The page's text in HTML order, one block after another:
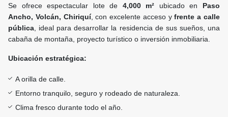
Se ofrece espectacular lote de 4,000 m² ubicado en Paso
Ancho, Volcán, Chiriquí, con excelente acceso yfrente a calle
pública , ideal para desarrollar la residencia de sus sueños, una
cabaña de montaña, proyecto turístico o inversión inmobiliaria.
Ubicación estratégica:
A orilla de calle.
Entorno tranquilo, seguro y rodeado de naturaleza.
Clima fresco durante todo el año.